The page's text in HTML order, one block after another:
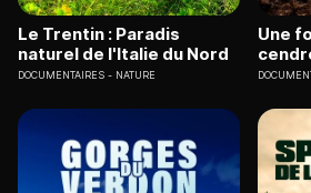
Le Trentin : Paradis
naturel de l'Italie du Nord
DOCUMENTAIRES NATURE
Une